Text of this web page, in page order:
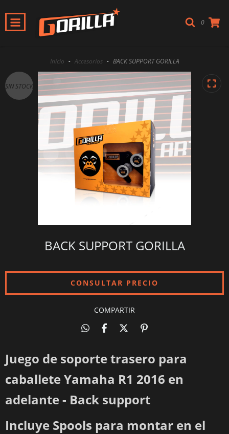
0
Inicio - Accesorios - BACK SUPPORT GORILLA
SIN STOCK
BACK SUPPORT GORILLA
COMPARTIR
Juego de soporte trasero para
caballete Yamaha R1 2016 en
adelante - Back support
Incluye Spools para montar en el